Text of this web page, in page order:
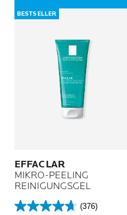
BESTSELLER
EFFACLAR
MIKRO-PEELING
REINIGUNGSGEL
(376)
4.7